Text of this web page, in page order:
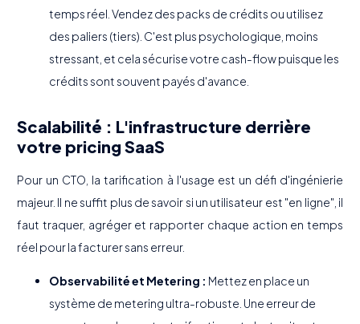
temps réel. Vendez des packs de crédits ou utilisez
des paliers (tiers). C'est plus psychologique, moins
stressant, et cela sécurise votre cash-flow puisque les
crédits sont souvent payés d'avance.
Scalabilité : L'infrastructure derrière
votre pricing SaaS
Pour un CTO, la tarification à l'usage est un défi d'ingénierie
majeur. Il ne suffit plus de savoir si un utilisateur est "en ligne", il
faut traquer, agréger et rapporter chaque action en temps
réel pour la facturer sans erreur.
Observabilité et Metering : Mettez en place un
système de metering ultra-robuste. Une erreur de